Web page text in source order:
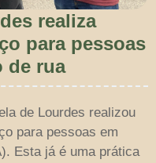
realiza
para pessoas
de rua
de Lourdes realizou
para pessoas em
Esta já é uma prática